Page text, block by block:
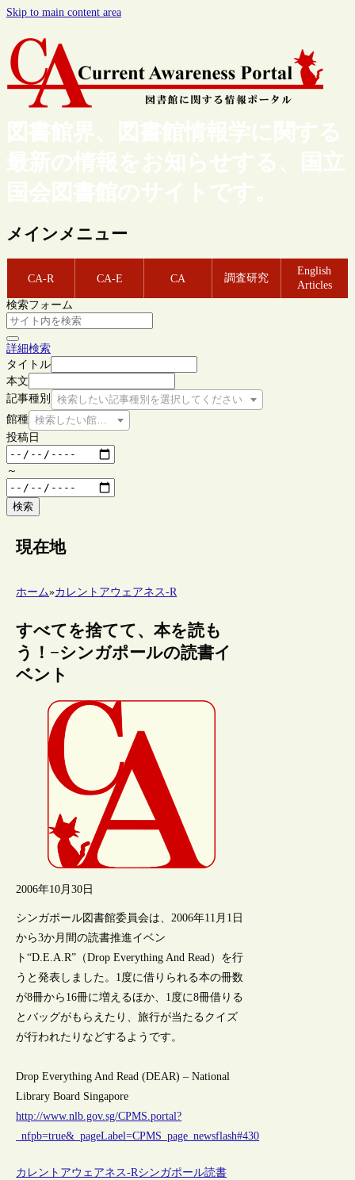
Skip to main content area
図書館界、図書館情報学に関する
最新の情報をお知らせする、国立
国会図書館のサイトです。
メインメニュー
CA-R CA-E CA 調査研究
English
Articles
検索フォーム
詳細検索
タイトル
本文
記事種別
検索したい記事種別を選択してください
館種 検索したい館種を選択してください
投稿日
～
検索
現在地
ホーム»カレントアウェアネス-R
すべてを捨てて、本を読も
う！−シンガポールの読書イ
ベント
2006年10月30日
シンガポール図書館委員会は、2006年11月1日
から3か月間の読書推進イベン
ト“D.E.A.R”（Drop Everything And Read）を行
うと発表しました。1度に借りられる本の冊数
が8冊から16冊に増えるほか、1度に8冊借りる
とバッグがもらえたり、旅行が当たるクイズ
が行われたりなどするようです。
Drop Everything And Read (DEAR) – National
Library Board Singapore
http://www.nlb.gov.sg/CPMS.portal?
_nfpb=true&_pageLabel=CPMS_page_newsflash#430
カレントアウェアネス-Rシンガポール読書